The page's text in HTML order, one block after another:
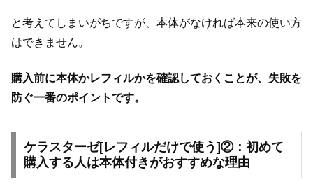
と考えてしまいがちですが、本体がなければ本来の使い方
はできません。
購入前に本体かレフィルかを確認しておくことが、失敗を
防ぐ一番のポイントです。
ケラスターゼ[レフィルだけで使う]②：初めて
購入する人は本体付きがおすすめな理由